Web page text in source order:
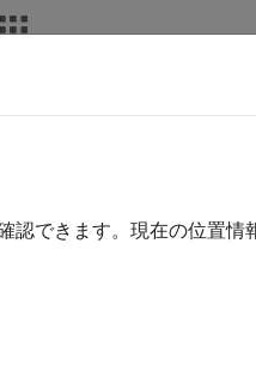
認できます。現在の位置情